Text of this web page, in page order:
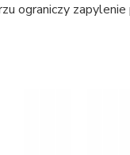
ograniczy